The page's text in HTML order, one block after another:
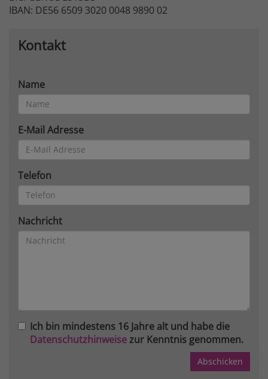
IBAN: DE56 6509 3020 0048 9890 02
Kontakt
Name
E-Mail Adresse
Telefon
Nachricht
Ich bin mindestens 16 Jahre alt und habe die
Datenschutzhinweisezur Kenntnis genommen.